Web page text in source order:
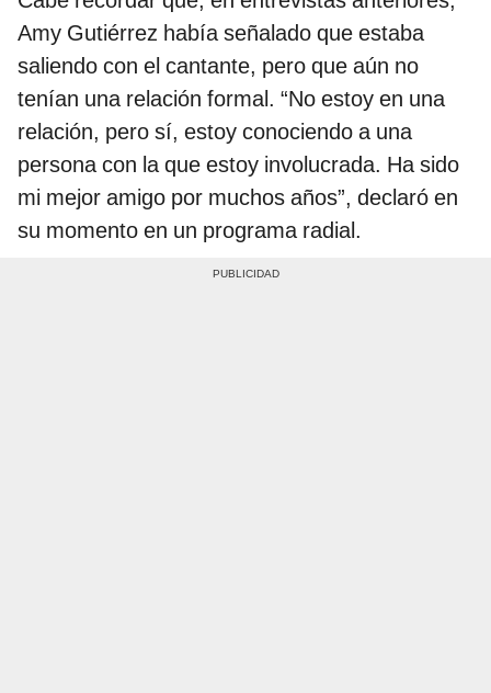
Amy Gutiérrez había señalado que estaba
saliendo con el cantante, pero que aún no
tenían una relación formal. “No estoy en una
relación, pero sí, estoy conociendo a una
persona con la que estoy involucrada. Ha sido
mi mejor amigo por muchos años”, declaró en
su momento en un programa radial.